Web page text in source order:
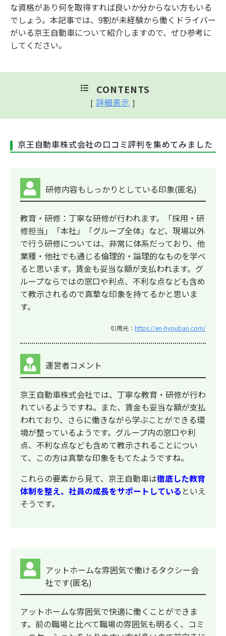
な資格があり何を取得すれば良いか分からない方もいる
でしょう。本記事では、9割が未経験から働くドライバー
がいる京王自動車について紹介しますので、ぜひ参考に
してください。
CONTENTS
[ 詳細表示 ]
京王自動車株式会社の口コミ評判を集めてみました
研修内容もしっかりとしている印象(匿名)
教育・研修：丁寧な研修が行われます。「採用・研
修担当」「本社」「グループ全体」など、現場以外
で行う研修については、非常に体系だっており、他
業種・他社でも通じる倫理的・論理的なものを学べ
ると思います。賃金も妥当な額が支払われます。グ
ループならではの窓口や利点、不利な点なども含め
て教示されるので真摯な印象を持てるかと思いま
す。
引用元： https://en-hyouban.com/
運営者コメント
京王自動車株式会社では、丁寧な教育・研修が行わ
れているようですね。また、賃金も妥当な額が支払
われており、さらに働きながら学ぶことができる環
境が整っているようです。グループ内の窓口や利
点、不利な点なども含めて教示されることについ
て、この方は真摯な印象をもてたようですね。
これらの要素から見て、京王自動車は徹底した教育
体制を整え、社員の成長をサポートしている といえ
そうです。
アットホームな雰囲気で働けるタクシー会
社です(匿名)
アットホームな雰囲気で快適に働くことができま
す。前の職場と比べて職場の雰囲気も明るく、コミ